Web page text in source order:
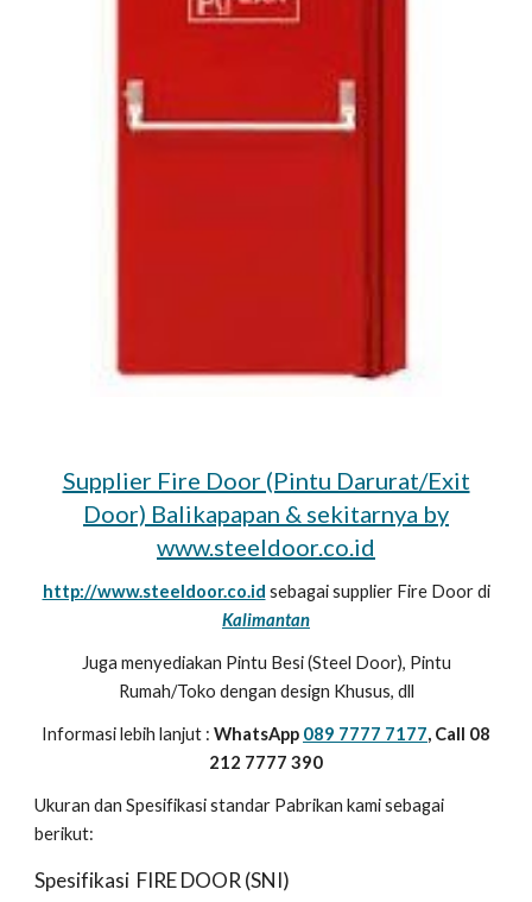
Supplier Fire Door (Pintu Darurat/Exit
Door) Balikapapan & sekitarnya by
www.steeldoor.co.id
http://www.steeldoor.co.id sebagai supplier Fire Door di
Kalimantan
Juga menyediakan Pintu Besi (Steel Door), Pintu
Rumah/Toko dengan design Khusus, dll
Informasi lebih lanjut : WhatsApp 089 7777 7177, Call 08
212 7777 390
Ukuran dan Spesifikasi standar Pabrikan kami sebagai
berikut:
Spesifikasi FIRE DOOR (SNI)